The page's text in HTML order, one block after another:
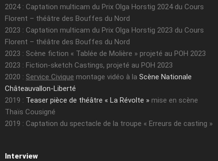
2024 : Captation multicam du Prix Olga Horstig 2024 du Cours
Florent – théâtre des Bouffes du Nord
2023 : Captation multicam du Prix Olga Horstig 2023 du Cours
Florent – théâtre des Bouffes du Nord
2023 : Scène fiction « Tablée de Molière » projeté au POH 2023
2023 : Fiction-sketch Castings, projeté au POH 2023
2020 : Service Civique montage vidéo à la Scène Nationale
Châteauvallon-Liberté
2019 : Teaser pièce de théâtre « La Révolte » mise en scène
Thaïs Cousigné
2019 : Captation du spectacle de la troupe « Erreurs de casting »
Interview